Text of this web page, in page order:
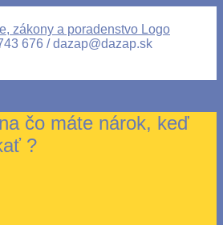
676 / dazap@dazap.sk
čo máte nárok, keď
?